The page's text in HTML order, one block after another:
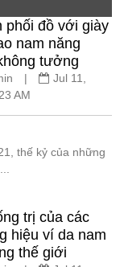
phối đồ với giày
nam năng
tưởng
|
Jul 11,
AM
thế kỷ của những
trị của các
hiệu ví da nam
thế giới